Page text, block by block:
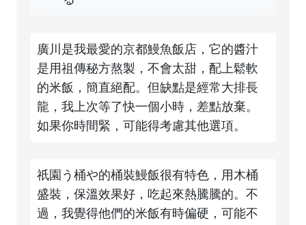
廣川是我最愛的京都鰻魚飯店，它的醬汁
是用祖傳秘方熬製，不會太甜，配上鬆軟
的米飯，簡直絕配。但缺點是經常大排長
龍，我上次等了快一個小時，差點放棄。
如果你時間緊，可能得考慮其他選項。
祇園う桶や的桶裝鰻飯很有特色，用木桶
盛裝，保溫效果好，吃起來熱騰騰的。不
過，我覺得他們的米飯有時偏硬，可能不